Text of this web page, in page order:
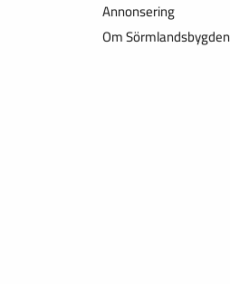
Annonsering
Om Sörmlandsbygden